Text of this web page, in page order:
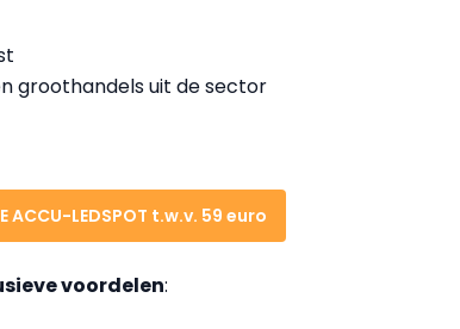
groothandels uit de sector
ACCU-LEDSPOT t.w.v. 59 euro
voordelen: